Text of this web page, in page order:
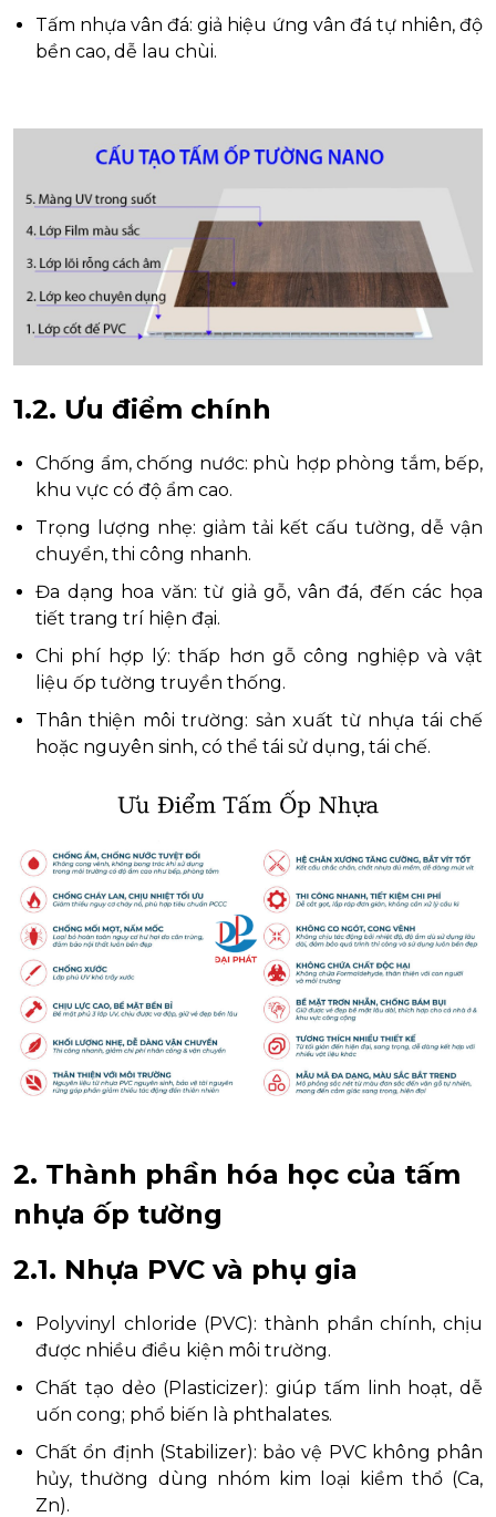
Tấm nhựa vân đá: giả hiệu ứng vân đá tự nhiên, độ
bền cao, dễ lau chùi.
1.2. Ưu điểm chính
Chống ẩm, chống nước: phù hợp phòng tắm, bếp,
khu vực có độ ẩm cao.
Trọng lượng nhẹ: giảm tải kết cấu tường, dễ vận
chuyển, thi công nhanh.
Đa dạng hoa văn: từ giả gỗ, vân đá, đến các họa
tiết trang trí hiện đại.
Chi phí hợp lý: thấp hơn gỗ công nghiệp và vật
liệu ốp tường truyền thống.
Thân thiện môi trường: sản xuất từ nhựa tái chế
hoặc nguyên sinh, có thể tái sử dụng, tái chế.
2. Thành phần hóa học của tấm
nhựa ốp tường
2.1. Nhựa PVC và phụ gia
Polyvinyl chloride (PVC): thành phần chính, chịu
được nhiều điều kiện môi trường.
Chất tạo dẻo (Plasticizer): giúp tấm linh hoạt, dễ
uốn cong; phổ biến là phthalates.
Chất ổn định (Stabilizer): bảo vệ PVC không phân
hủy, thường dùng nhóm kim loại kiềm thổ (Ca,
Zn).